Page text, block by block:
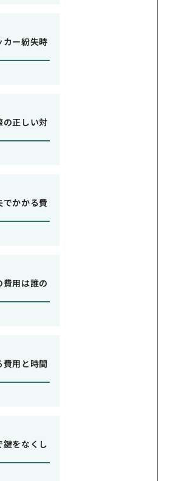
カー紛失時
の正しい対
でかかる費
用は誰の
用と時間
をなくし